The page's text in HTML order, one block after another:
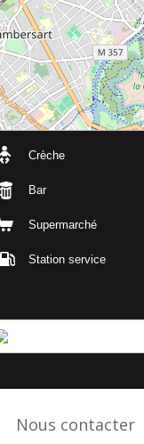
Crèche
Bar
Supermarché
Station service
Nous contacter